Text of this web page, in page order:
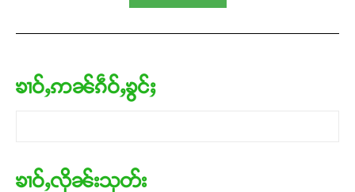
ၶၢဝ်ႇဢၼ်ၵဵဝ်ႇၶွင်ႈ
ၶၢဝ်ႇလိုၼ်းသုတ်း